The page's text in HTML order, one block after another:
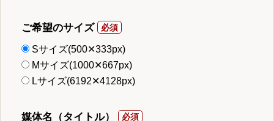
ご希望のサイズ
Sサイズ(500✕333px)
Mサイズ(1000✕667px)
Lサイズ(6192✕4128px)
媒体名（タイトル）